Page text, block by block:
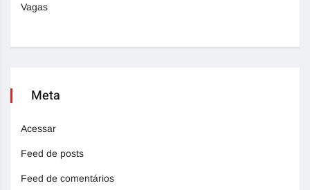
Vagas
Meta
Acessar
Feed de posts
Feed de comentários